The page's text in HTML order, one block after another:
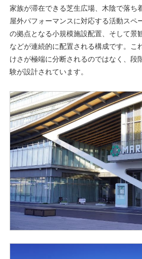
家族が滞在できる芝生広場、木陰で落ち
屋外パフォーマンスに対応する活動スペ
の拠点となる小規模施設配置、そして景
などが連続的に配置される構成です。こ
けさが極端に分断されるのではなく、段
験が設計されています。